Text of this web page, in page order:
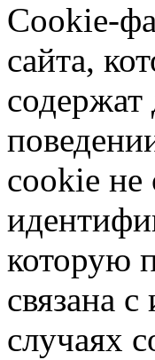
Cookie-
сайта,
содержат
cookie не
которую
связана
случаях